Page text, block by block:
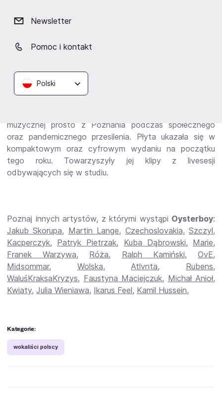
Newsletter
Pomoc i kontakt
Polski
Utwór
tytułem"My Name is Poznań"
ze stolicy Wielkopolski, które nagrano przy udziale
naprawdę wybitnych producentów (Marcin Bors, Paweł
muzycznej prosto z Poznania podczas społecznego
oraz pandemicznego przesilenia. Płyta ukazała się w
kompaktowym oraz cyfrowym wydaniu na początku
tego roku. Towarzyszyły jej klipy z livesesji
odbywających się w studiu.
Poznaj innych artystów, z którymi wystąpi Oysterboy:
Jakub Skorupa, Martin Lange, Czechoslovakia,Szczyl,
Kacperczyk, Patryk Pietrzak, Kuba Dąbrowski, Marie,
Franek Warzywa, Róża, Ralph Kamiński,OvE,
Midsommar, Wolska, Atlvnta, Rubens,
WaluśKraksaKryzys, Faustyna Maciejczuk, Michał Anioł,
Kwiaty, Julia Wieniawa, Ikarus Feel, Kamil Hussein,
Kategorie:
wokaliści polscy